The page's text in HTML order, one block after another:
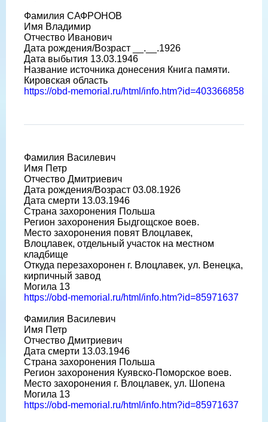
Фамилия САФРОНОВ
Имя Владимир
Отчество Иванович
Дата рождения/Возраст __.__.1926
Дата выбытия 13.03.1946
Название источника донесения Книга памяти.
Кировская область
https://obd-memorial.ru/html/info.htm?id=403366858
Фамилия Василевич
Имя Петр
Отчество Дмитриевич
Дата рождения/Возраст 03.08.1926
Дата смерти 13.03.1946
Страна захоронения Польша
Регион захоронения Быдгощское воев.
Место захоронения повят Влоцлавек,
Влоцлавек, отдельный участок на местном
кладбище
Откуда перезахоронен г. Влоцлавек, ул. Венецка,
кирпичный завод
Могила 13
https://obd-memorial.ru/html/info.htm?id=85971637
Фамилия Василевич
Имя Петр
Отчество Дмитриевич
Дата смерти 13.03.1946
Страна захоронения Польша
Регион захоронения Куявско-Поморское воев.
Место захоронения г. Влоцлавек, ул. Шопена
Могила 13
https://obd-memorial.ru/html/info.htm?id=85971637